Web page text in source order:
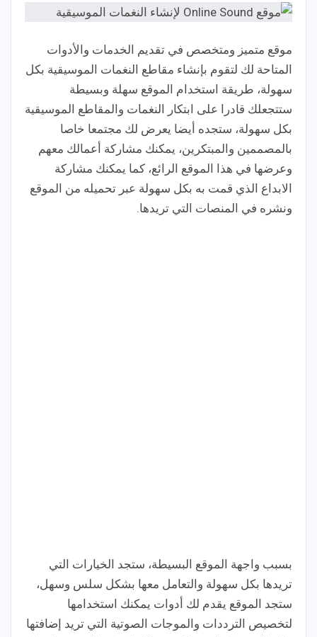
موقع متميز ومتخصص في تقديم الخدمات والأدوات
المتاحة لك لتقوم بإنشاء مقاطع النغمات الموسيقية بكل
سهولة، طريقة استخدام الموقع سهلة وبسيطة
ستتجعلك قادرا على ابتكار النغمات والمقاطع الموسيقية
بكل سهولة، ستجده أيضا يعرض لك مجتمعا خاصا
بالمصممين والمبتكرين، يمكنك مشاركة أعمالك معهم
وعرضها في هذا الموقع الرائع، كما يمكنك مشاركة
الابداع الذي قمت به بكل سهولة عبر تحميله من الموقع
ونشره في المنصات التي تريدها.
بسبب واجهة الموقع البسيطة، ستجد الخيارات التي
تريدها بكل سهولة والتعامل معها بشكل سلس وسهل،
ستجد الموقع يقدم لك أدوات يمكنك استخدامها
لتخصيص الترددات والموجات الصوتية التي تريد إضافتها